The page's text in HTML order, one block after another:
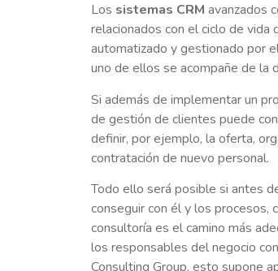
Los sistemas CRM avanzados
relacionados con el ciclo de
automatizado y gestionado por
uno de ellos se acompañe de la
Si además de implementar un
de gestión de clientes puede
definir, por ejemplo, la oferta,
contratación de nuevo personal.
Todo ello será posible si antes
conseguir con él y los procesos,
consultoría es el camino más
los responsables del negocio
Consulting Group, esto supone